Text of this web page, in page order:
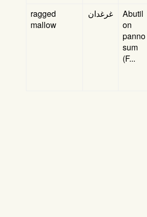
ragged
mallow
غرغدان
Abutil
on
panno
sum
(F...